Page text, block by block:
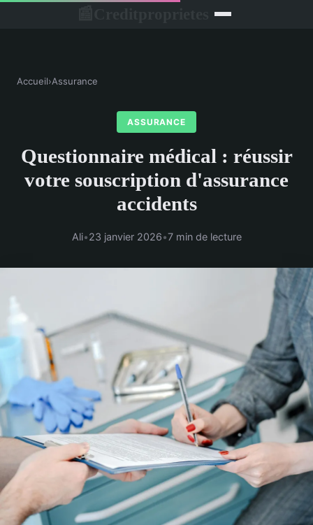
Accueil›Assurance
ASSURANCE
Questionnaire médical : réussir
votre souscription d'assurance
accidents
Ali•23 janvier 2026•7 min de lecture